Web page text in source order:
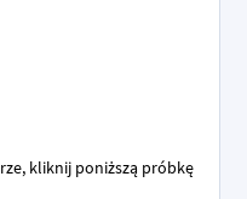
kliknij poniższą próbkę